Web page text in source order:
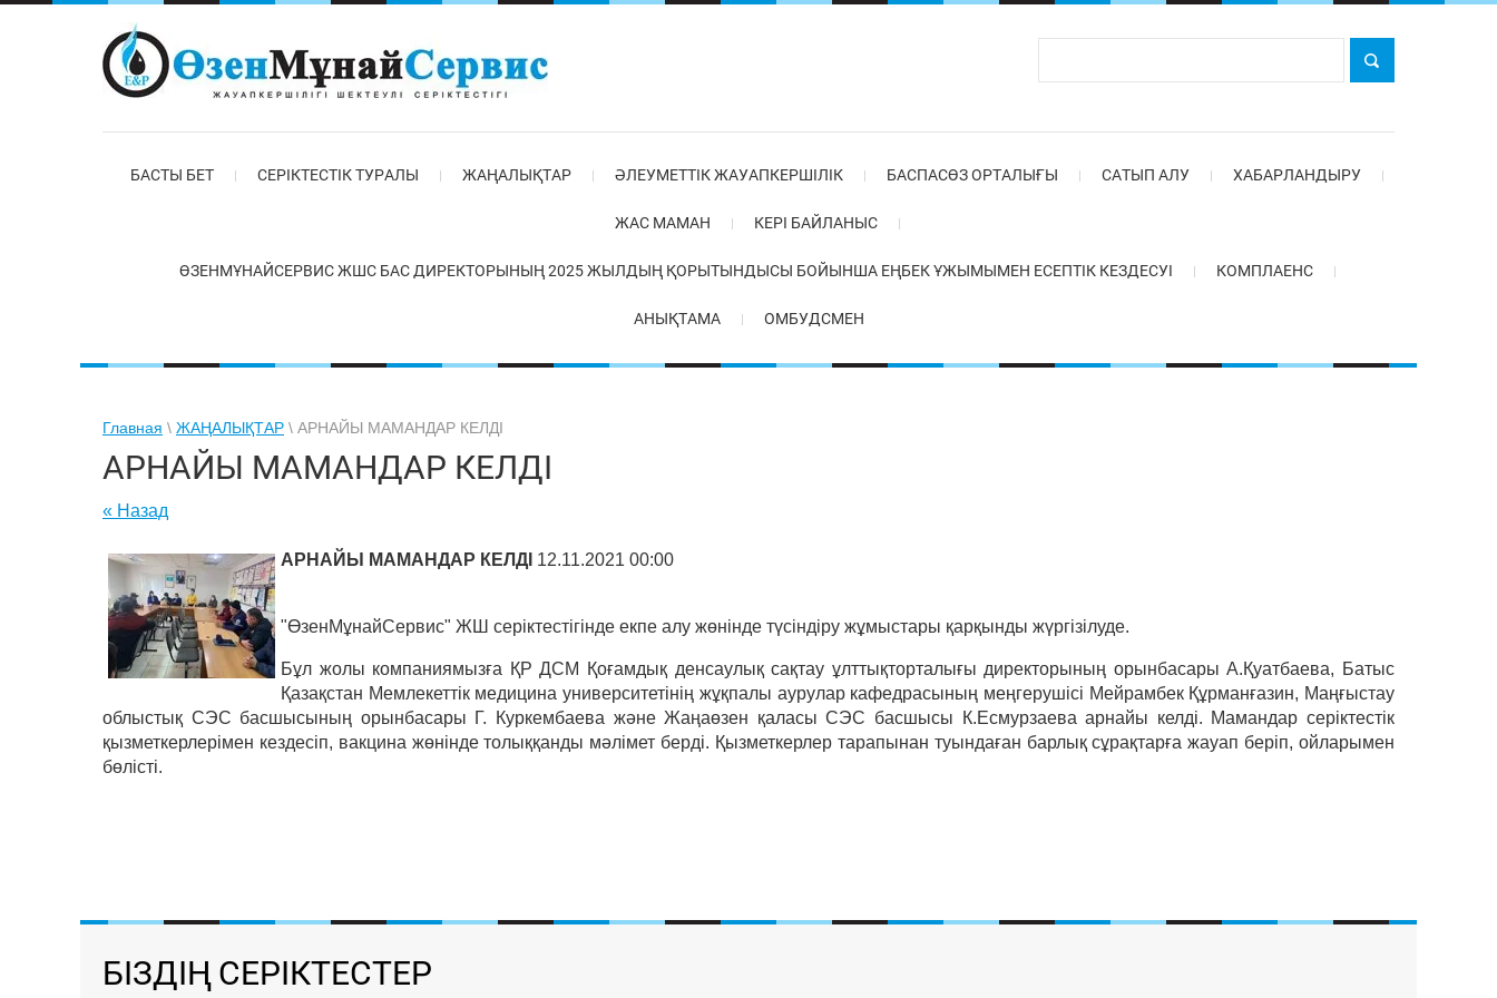
БАСТЫ БЕТ СЕРІКТЕСТІК ТУРАЛЫ ЖАҢАЛЫҚТАР ӘЛЕУМЕТТІК ЖАУАПКЕРШІЛІК БАСПАСӨЗ ОРТАЛЫҒЫ САТЫП АЛУ ХАБАРЛАНДЫРУ
ЖАС МАМАН КЕРІ БАЙЛАНЫС
ӨЗЕНМҰНАЙСЕРВИС ЖШС БАС ДИРЕКТОРЫНЫҢ 2025 ЖЫЛДЫҢ ҚОРЫТЫНДЫСЫ БОЙЫНША ЕҢБЕК ҰЖЫМЫМЕН ЕСЕПТІК КЕЗДЕСУІ КОМПЛАЕНС
АНЫҚТАМА ОМБУДСМЕН
Главная \ ЖАҢАЛЫҚТАР \ АРНАЙЫ МАМАНДАР КЕЛДІ
АРНАЙЫ МАМАНДАР КЕЛДІ
« Назад
АРНАЙЫ МАМАНДАР КЕЛДІ 12.11.2021 00:00
"ӨзенМұнайСервис" ЖШ серіктестігінде екпе алу жөнінде түсіндіру жұмыстары қарқынды жүргізілуде.
Бұл жолы компаниямызға ҚР ДСМ Қоғамдық денсаулық сақтау ұлттықторталығы директорының орынбасары А.Қуатбаева, Батыс
Қазақстан Мемлекеттік медицина университетінің жұқпалы аурулар кафедрасының меңгерушісі Мейрамбек Құрманғазин, Маңғыстау
облыстық СЭС басшысының орынбасары Г. Куркембаева және Жаңаөзен қаласы СЭС басшысы К.Есмурзаева арнайы келді. Мамандар серіктестік
қызметкерлерімен кездесіп, вакцина жөнінде толыққанды мәлімет берді. Қызметкерлер тарапынан туындаған барлық сұрақтарға жауап беріп, ойларымен
бөлісті.
БІЗДІҢ СЕРІКТЕСТЕР